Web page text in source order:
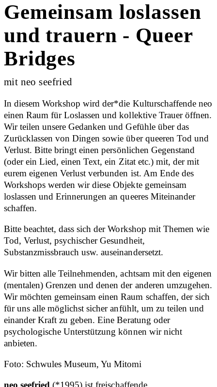
Gemeinsam loslassen
und trauern - Queer
Bridges
mit neo seefried
In diesem Workshop wird der*die Kulturschaffende neo
einen Raum für Loslassen und kollektive Trauer öffnen.
Wir teilen unsere Gedanken und Gefühle über das
Zurücklassen von Dingen sowie über queeren Tod und
Verlust. Bitte bringt einen persönlichen Gegenstand
(oder ein Lied, einen Text, ein Zitat etc.) mit, der mit
eurem eigenen Verlust verbunden ist. Am Ende des
Workshops werden wir diese Objekte gemeinsam
loslassen und Erinnerungen an queeres Miteinander
schaffen.
Bitte beachtet, dass sich der Workshop mit Themen wie
Tod, Verlust, psychischer Gesundheit,
Substanzmissbrauch usw. auseinandersetzt.
Wir bitten alle Teilnehmenden, achtsam mit den eigenen
(mentalen) Grenzen und denen der anderen umzugehen.
Wir möchten gemeinsam einen Raum schaffen, der sich
für uns alle möglichst sicher anfühlt, um zu teilen und
einander Kraft zu geben. Eine Beratung oder
psychologische Unterstützung können wir nicht
anbieten.
Foto: Schwules Museum, Yu Mitomi
neo seefried (*1995) ist freischaffende